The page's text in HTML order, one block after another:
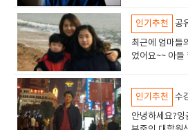
깔고 수다를 많이 떨었습니다 5. 앞으로의 계
앞으로는 시간이 조금 더 여유로운 40분 수업
이 듭니다. 결과적으로 이번 6개월은 제 영어
기회였습니다. 초보자라서 느낄 수 있는 불안
큰 어려움 없이 진행되었습니다. 앞으로도 꾸
을 더더더 올려줄 계획입니다, 화상영어 수업
께 제 경험이 조금이나마 도움이 되길 바랍니
었었는데, 지금
면서 공부를
정말 얼마나하
달라지고, 원하
적어보고 나누
다. 무엇인가
생님은 할수
비전을 세울수
이 해주셔서 자
수 있게 해주셨
계가 저에게 힘
요. 완벽하지
괜히 뿌듯해집
오래 가고 싶은
아요. 문장이
수 있는 말이
제겐 제일 큰
말 걸어보는 용
연습이 중요한 시험이라고 생각합니다. 화상
하게 나의 약점을 다듬어가는 과정이 큰 도움
는 분들도 효율적인 학습 방법을 찾아가는 것
의 경험이 다른뿐께도 도움이 되길 바랍니다
하고, 또래 친
어에 대한 흥미
많은 도움이됩
요.아이가 뭔
조절을 해주시
주고 보충 자
을 조절하고 잘
원에서 만약에
꼼하게는 수업
상영어 학습의
님께제가 좋아
야 자료로 공부
여'는 매우 중
번 했었고 그
정을 받았습니
음하지 못하는
로 제공하길래
함. 공짜니깐
젤괜찮은거 같
여 시작햇다.
도 두명의 선생
님이 맘에 들
다 수업준비도
경력도 있으셔
난다는것을
0영어에서 화
다가 좌절감이
이유가 뭔지
하다가 좌절감
보하는것이 어
명확하지 않았
고 수업에 관한
으면 피드백해
로그램 변경에
언제든 톡 달라
들었다 첫 수
리고 수업 방향
이야기하다가
인기추천
공
최근에 엄마들
었어요~~ 아들
떻게 교육시키
내 아이가 또래
은지 만나서
인기추천
수
안녕하세요?